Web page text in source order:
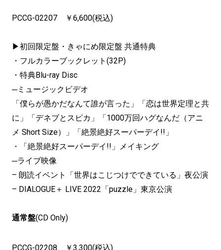
PCCG-02207 ￥6,600(税込)
▶初回限定盤・きゃにめ限定盤 共通特典
・フルカラーブックレット(32P)
・特典Blu-ray Disc
─ミュージックビデオ
「僕らが愚かだなんて誰が言った」「恋は世界定理と共
に」「デネブとスピカ」「1000万回ハグなんだ（アニ
メ Short Size）」「絶景絶好スーパーデイ!!」
・「絶景絶好スーパーデイ!!」メイキング
─ライブ映像
– 朗読イベント「世界はこじつけでできている」夜公演
– DIALOGUE＋ LIVE 2022「puzzle」東京公演
通常盤(CD Only)
PCCG-02208 ￥3,300(税込)